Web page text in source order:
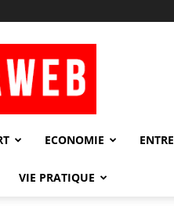
ECONOMIE
VIE PRATIQUE